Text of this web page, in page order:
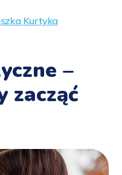
Kurtyka
–
zacząć